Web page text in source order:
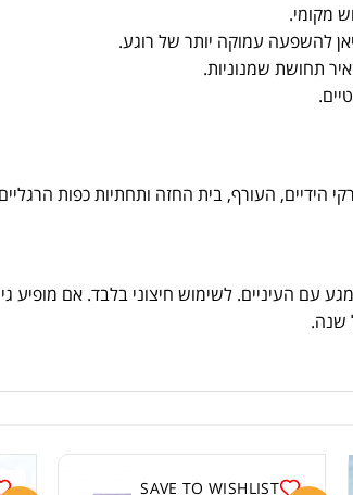
מקומי.
להשפעה עמוקה יותר של רוגע.
תחושת שמנוניות.
הידיים, העורף, בית החזה ותחתיותכפות הרגליים
עם העיניים. לשימוש חיצוני בלבד. אם מופיע
שנה.
SAVE TO WISHLIST